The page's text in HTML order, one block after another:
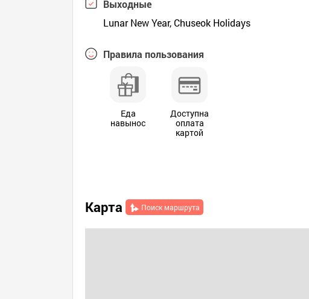
Выходные
Lunar New Year, Chuseok Holidays
Правила пользования
Еда
навынос
Доступна
оплата
картой
Карта Поиск маршрута